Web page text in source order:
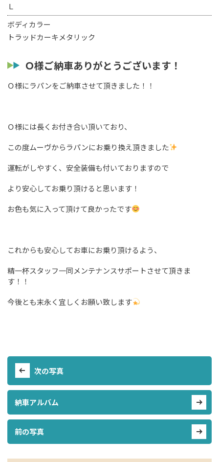
Ｌ
ボディカラー
トラッドカーキメタリック
Ｏ様ご納車ありがとうございます！
Ｏ様にラパンをご納車させて頂きました！！
Ｏ様には長くお付き合い頂いており、
この度ムーヴからラパンにお乗り換え頂きました
運転がしやすく、安全装備も付いておりますので
より安心してお乗り頂けると思います！
お色も気に入って頂けて良かったです
これからも安心してお車にお乗り頂けるよう、
精一杯スタッフ一同メンテナンスサポートさせて頂きま
す！！
今後とも末永く宜しくお願い致します
次の写真
納車アルバム
前の写真